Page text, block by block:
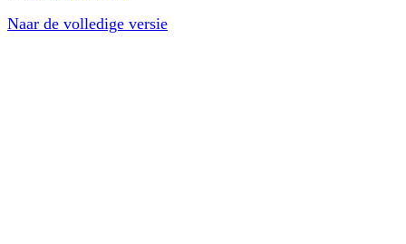
Naar de volledige versie